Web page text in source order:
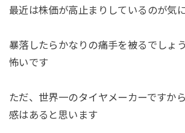
最近は株価が高止まりしているのが気
暴落したらかなりの痛手を被るでし
怖いです
ただ、世界一のタイヤメーカーですか
感はあると思います